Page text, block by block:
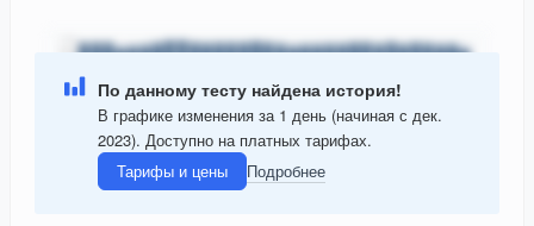
По данному тесту найдена история!
В графике изменения за 1 день (начиная с дек.
2023). Доступно на платных тарифах.
Тарифы и цены
Подробнее